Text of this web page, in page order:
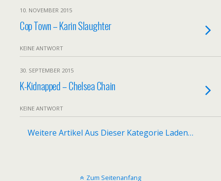
10. NOVEMBER 2015
Cop Town – Karin Slaughter
KEINE ANTWORT
30. SEPTEMBER 2015
K-Kidnapped – Chelsea Chain
KEINE ANTWORT
Weitere Artikel Aus Dieser Kategorie Laden…
Zum Seitenanfang